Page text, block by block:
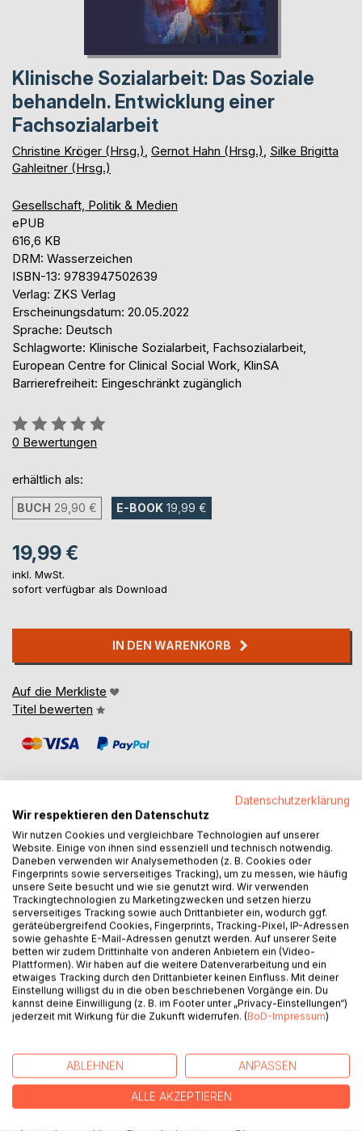
Klinische Sozialarbeit: Das Soziale
behandeln. Entwicklung einer
Fachsozialarbeit
Christine Kröger (Hrsg.), Gernot Hahn (Hrsg.), Silke Brigitta
Gahleitner (Hrsg.)
Gesellschaft, Politik & Medien
ePUB
616,6 KB
DRM: Wasserzeichen
ISBN-13: 9783947502639
Verlag: ZKS Verlag
Erscheinungsdatum: 20.05.2022
Sprache: Deutsch
Schlagworte: Klinische Sozialarbeit, Fachsozialarbeit,
European Centre for Clinical Social Work, KlinSA
Barrierefreiheit: Eingeschränkt zugänglich
Bewertung::
0%
0 Bewertungen
erhältlich als:
BUCH 29,90 € E-BOOK 19,99 €
19,99 €
inkl. MwSt.
sofort verfügbar als Download
IN DEN WARENKORB
Auf die Merkliste
Titel bewerten
BESCHREIBUNG
Klinische Sozialarbeit beansprucht als
gesundheitsbezogene Fachsozialarbeit einen
eigenständigen sozialen Beratungs- und
Behandlungsansatz. Ihre besondere Expertise liegt auf der
fallbezogenen Arbeit mit Klient:innen in komplexen bio-
psycho-sozialen Belastungskonstellationen - dabei wird
der soziale Kontext intensiv einbezogen.
Helmut Pauls hat mit seiner wissenschaftlichen Arbeit und
Klinische Sozialarbeit ZKS sowie Entwicklung des ersten
weiterbildenden klinisch-sozialarbeiterischen
Studienangebots in Deutschland) grundlegend zur
Datenschutzerklärung
Wir respektieren den Datenschutz
Wir nutzen Cookies und vergleichbare Technologien auf unserer
Website. Einige von ihnen sind essenziell und technisch notwendig.
Daneben verwenden wir Analysemethoden (z. B. Cookies oder
Fingerprints sowie serverseitiges Tracking), um zu messen, wie häufig
unsere Seite besucht und wie sie genutzt wird. Wir verwenden
Trackingtechnologien zu Marketingzwecken und setzen hierzu
serverseitiges Tracking sowie auch Drittanbieter ein, wodurch ggf.
geräteübergreifend Cookies, Fingerprints, Tracking-Pixel, IP-Adressen
sowie gehashte E-Mail-Adressen genutzt werden. Auf unserer Seite
betten wir zudem Drittinhalte von anderen Anbietern ein (Video-
Plattformen). Wir haben auf die weitere Datenverarbeitung und ein
etwaiges Tracking durch den Drittanbieter keinen Einfluss. Mit deiner
Einstellung willigst du in die oben beschriebenen Vorgänge ein. Du
kannst deine Einwilligung (z. B. im Footer unter „Privacy-Einstellungen“)
jederzeit mit Wirkung für die Zukunft widerrufen. (BoD-Impressum)
ABLEHNEN ANPASSEN
ALLE AKZEPTIEREN